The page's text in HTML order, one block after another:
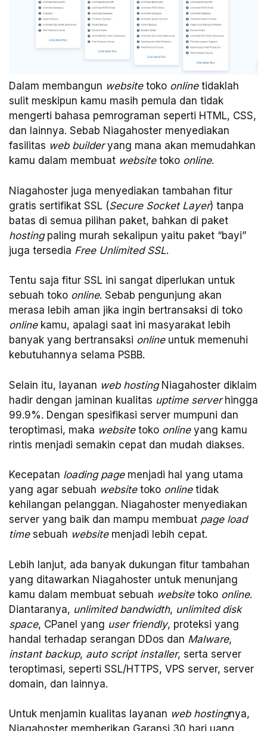
Dalam membangun website toko online tidaklah
sulit meskipun kamu masih pemula dan tidak
mengerti bahasa pemrograman seperti HTML, CSS,
dan lainnya. Sebab Niagahoster menyediakan
fasilitas web builderyang mana akan memudahkan
kamu dalam membuat website toko online.
Niagahoster juga menyediakan tambahan fitur
gratis sertifikat SSL (Secure Socket Layer) tanpa
batas di semua pilihan paket, bahkan di paket
hosting paling murah sekalipun yaitu paket “bayi”
juga tersedia Free Unlimited SSL.
Tentu saja fitur SSL ini sangat diperlukan untuk
sebuah toko online. Sebab pengunjung akan
merasa lebih aman jika ingin bertransaksi di toko
online kamu, apalagi saat ini masyarakat lebih
banyak yang bertransaksi online untuk memenuhi
kebutuhannya selama PSBB.
Selain itu, layanan web hostingNiagahoster diklaim
hadir dengan jaminan kualitas uptime serverhingga
99.9%. Dengan spesifikasi server mumpuni dan
teroptimasi, maka website toko online yang kamu
rintis menjadi semakin cepat dan mudah diakses.
Kecepatan loading page menjadi hal yang utama
yang agar sebuah website toko online tidak
kehilangan pelanggan. Niagahoster menyediakan
server yang baik dan mampu membuat page load
timesebuah website menjadi lebih cepat.
Lebih lanjut, ada banyak dukungan fitur tambahan
yang ditawarkan Niagahoster untuk menunjang
kamu dalam membuat sebuah website toko online.
Diantaranya, unlimited bandwidth, unlimited disk
space, CPanel yang user friendly, proteksi yang
handal terhadap serangan DDos dan Malware,
instant backup, auto script installer, serta server
teroptimasi, seperti SSL/HTTPS, VPS server, server
domain, dan lainnya.
Untuk menjamin kualitas layanan web hostingnya,